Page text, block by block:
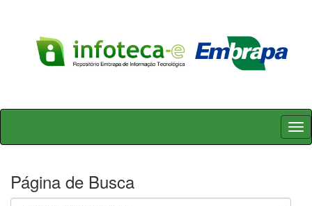
Skip
Página de Busca